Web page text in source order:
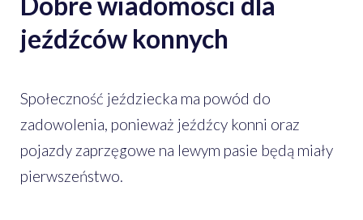
jeźdźców konnych
Społeczność jeździecka ma powód do
zadowolenia, ponieważ jeźdźcy konni oraz
pojazdy zaprzęgowe na lewym pasie będą miały
pierwszeństwo.